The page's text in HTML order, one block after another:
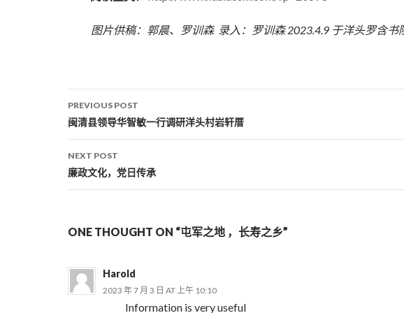
图片供稿：郭晨、罗训森 录入：罗训森 2023.4.9 于洋头罗含书
Post navigation
PREVIOUS POST
闽清县领导华智敏一行调研洋头村岩轩厝
NEXT POST
廉政文化，党日传承
ONE THOUGHT ON “屯军之地 ，长寿之乡”
Harold
2023 年 7 月 3 日 AT 上午 10:10
Information is very useful